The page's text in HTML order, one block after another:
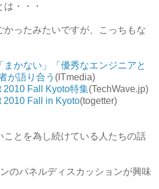
・・・
ったみたいですが、こっちもな
まかない」「優秀なエンジニアと
が語り合う (ITmedia)
2010 Fall Kyoto特集(TechWave.jp)
2010 Fall in Kyoto(togetter)
ことを為し続けている人たちの話
のパネルディスカッションが興味